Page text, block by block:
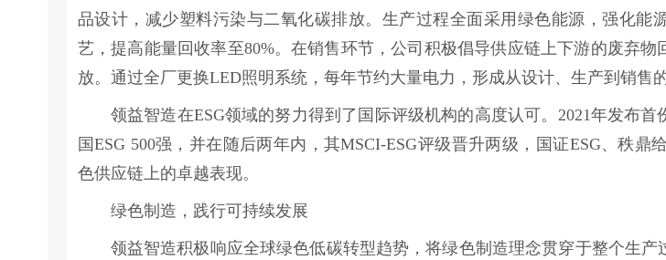
品设计，减少塑料污染与二氧化碳排放。生产过程全面采用绿色能源，强化能
艺，提高能量回收率至80%。在销售环节，公司积极倡导供应链上下游的废弃
放。通过全厂更换LED照明系统，每年节约大量电力，形成从设计、生产到销售
领益智造在ESG领域的努力得到了国际评级机构的高度认可。2021年发布
国ESG 500强，并在随后两年内，其MSCI-ESG评级晋升两级，国证ESG、秩
色供应链上的卓越表现。
绿色制造，践行可持续发展
领益智造积极响应全球绿色低碳转型趋势，将绿色制造理念贯穿于整个生产